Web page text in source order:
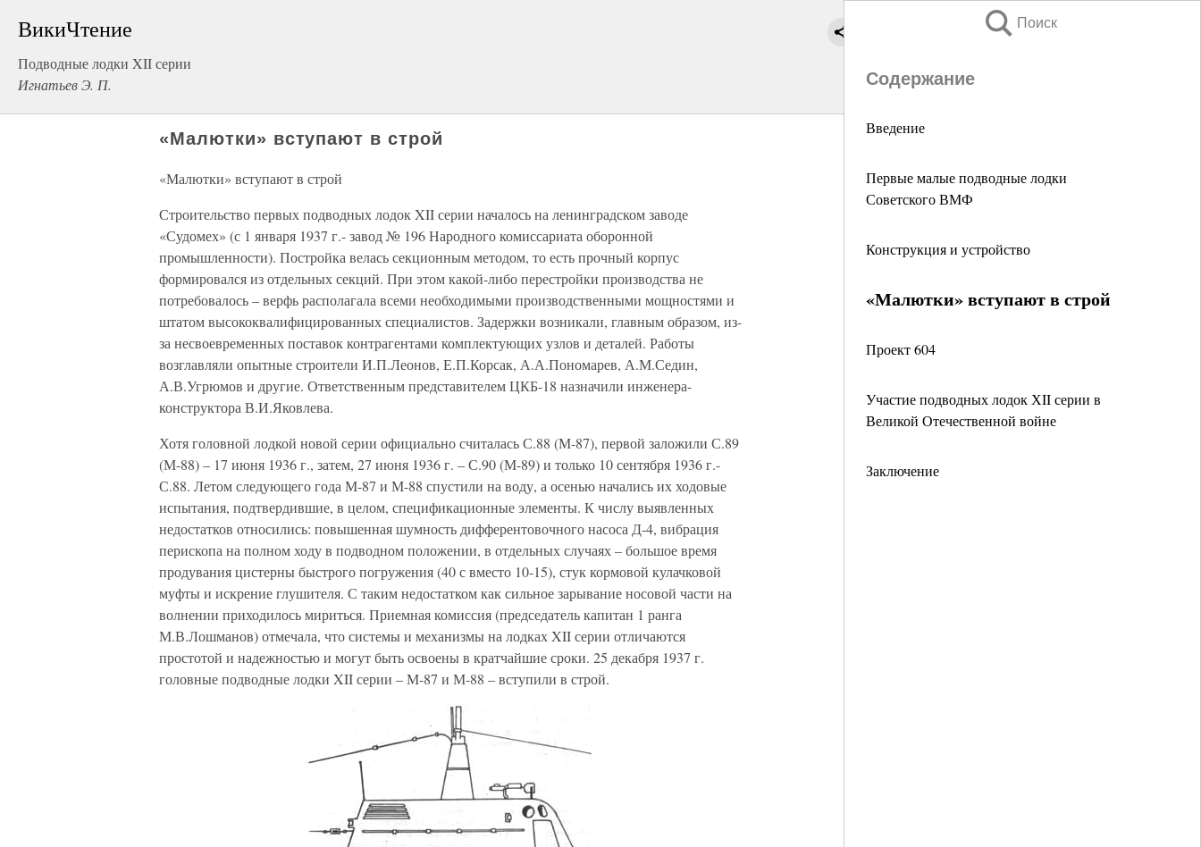
ВикиЧтение
Подводные лодки XII серии
Игнатьев Э. П.
Поиск
Содержание
Введение
Первые малые подводные лодки
Советского ВМФ
Конструкция и устройство
«Малютки» вступают в строй
Проект 604
Участие подводных лодок ХII серии в
Великой Отечественной войне
Заключение
«Малютки» вступают в строй
«Малютки» вступают в строй
Строительство первых подводных лодок XII серии началось на ленинградском заводе
«Судомех» (с 1 января 1937 г.- завод № 196 Народного комиссариата оборонной
промышленности). Постройка велась секционным методом, то есть прочный корпус
формировался из отдельных секций. При этом какой-либо перестройки производства не
потребовалось – верфь располагала всеми необходимыми производственными мощностями и
штатом высококвалифицированных специалистов. Задержки возникали, главным образом, из-
за несвоевременных поставок контрагентами комплектующих узлов и деталей. Работы
возглавляли опытные строители И.П.Леонов, Е.П.Корсак, А.А.Пономарев, А.М.Седин,
А.В.Угрюмов и другие. Ответственным представителем ЦКБ-18 назначили инженера-
конструктора В.И.Яковлева.
Хотя головной лодкой новой серии официально считалась С.88 (М-87), первой заложили С.89
(М-88) – 17 июня 1936 г., затем, 27 июня 1936 г. – С.90 (М-89) и только 10 сентября 1936 г.-
С.88. Летом следующего года М-87 и М-88 спустили на воду, а осенью начались их ходовые
испытания, подтвердившие, в целом, спецификационные элементы. К числу выявленных
недостатков относились: повышенная шумность дифферентовочного насоса Д-4, вибрация
перископа на полном ходу в подводном положении, в отдельных случаях – большое время
продувания цистерны быстрого погружения (40 с вместо 10-15), стук кормовой кулачковой
муфты и искрение глушителя. С таким недостатком как сильное зарывание носовой части на
волнении приходилось мириться. Приемная комиссия (председатель капитан 1 ранга
М.В.Лошманов) отмечала, что системы и механизмы на лодках XII серии отличаются
простотой и надежностью и могут быть освоены в кратчайшие сроки. 25 декабря 1937 г.
головные подводные лодки XII серии – М-87 и М-88 – вступили в строй.